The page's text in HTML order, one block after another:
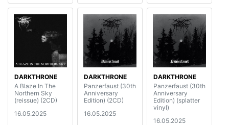
DARKTHRONE
A Blaze In The
Northern Sky
(reissue) (2CD)
16.05.2025
DARKTHRONE
Panzerfaust (30th
Anniversary
Edition) (2CD)
16.05.2025
DARKTHRONE
Panzerfaust (30th
Anniversary
Edition) (splatter
vinyl)
16.05.2025